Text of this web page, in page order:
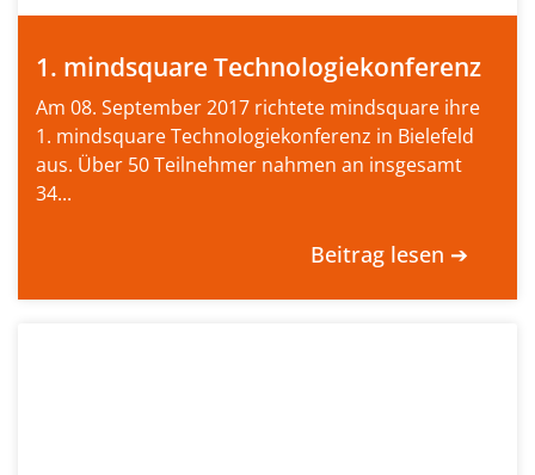
1. mindsquare Technologiekonferenz
Am 08. September 2017 richtete mindsquare ihre
1. mindsquare Technologiekonferenz in Bielefeld
aus. Über 50 Teilnehmer nahmen an insgesamt
34...
Beitrag lesen ➔